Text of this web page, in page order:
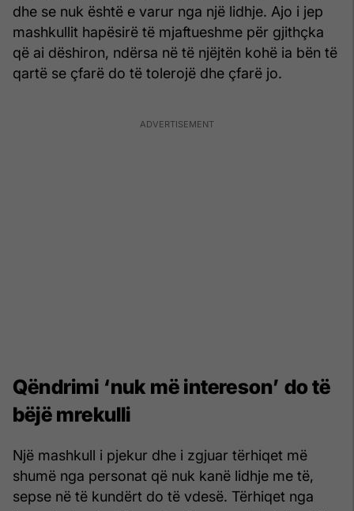
dhe se nuk është e varur nga një lidhje. Ajo i jep
mashkullit hapësirë të mjaftueshme për gjithçka
që ai dëshiron, ndërsa në të njëjtën kohë ia bën të
qartë se çfarë do të tolerojë dhe çfarë jo.
Qëndrimi ‘nuk më intereson’ do të
bëjë mrekulli
Një mashkull i pjekur dhe i zgjuar tërhiqet më
shumë nga personat që nuk kanë lidhje me të,
sepse në të kundërt do të vdesë. Tërhiqet nga